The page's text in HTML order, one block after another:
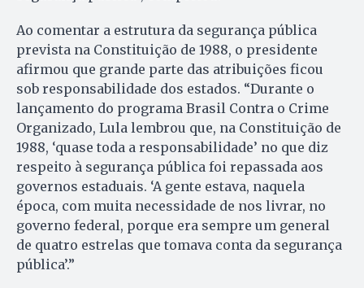
Ao comentar a estrutura da segurança pública
prevista na Constituição de 1988, o presidente
afirmou que grande parte das atribuições ficou
sob responsabilidade dos estados. “Durante o
lançamento do programa Brasil Contra o Crime
Organizado, Lula lembrou que, na Constituição de
1988, ‘quase toda a responsabilidade’ no que diz
respeito à segurança pública foi repassada aos
governos estaduais. ‘A gente estava, naquela
época, com muita necessidade de nos livrar, no
governo federal, porque era sempre um general
de quatro estrelas que tomava conta da segurança
pública’.”